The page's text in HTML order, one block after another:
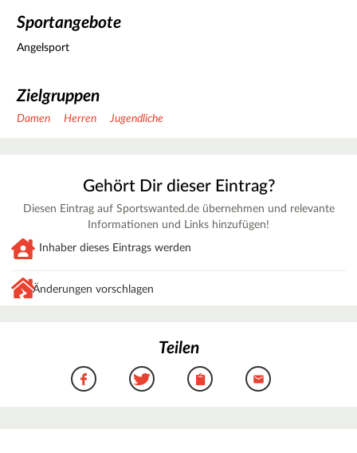
Sportangebote
Angelsport
Zielgruppen
Damen Herren Jugendliche
Gehört Dir dieser Eintrag?
Diesen Eintrag auf Sportswanted.de übernehmen und relevante
Informationen und Links hinzufügen!
Inhaber dieses Eintrags werden
Änderungen vorschlagen
Teilen